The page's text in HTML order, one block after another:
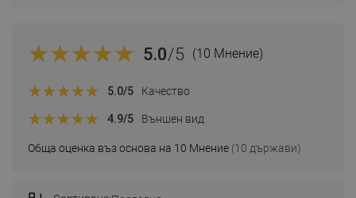
5.0/5 (10 Мнение)
Обща оценка въз основа на 10 Мнение (10 държави)
5.0/5 Качество
4.9/5 Външен вид